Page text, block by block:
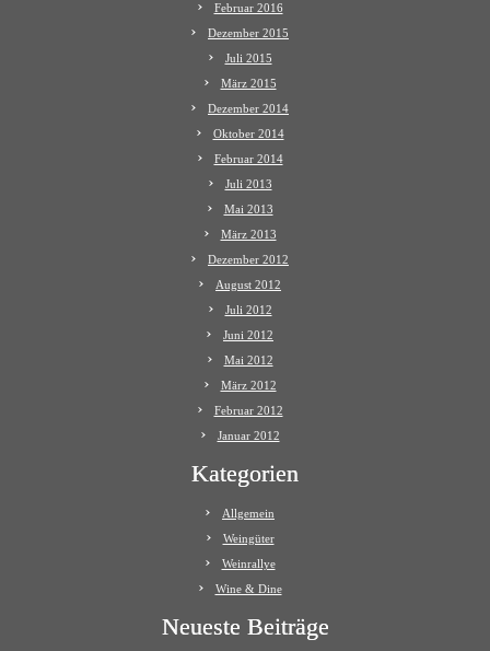
Februar 2016
Dezember 2015
Juli 2015
März 2015
Dezember 2014
Oktober 2014
Februar 2014
Juli 2013
Mai 2013
März 2013
Dezember 2012
August 2012
Juli 2012
Juni 2012
Mai 2012
März 2012
Februar 2012
Januar 2012
Kategorien
Allgemein
Weingüter
Weinrallye
Wine & Dine
Neueste Beiträge